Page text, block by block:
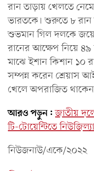
রান তাড়ায় খেলতে
ভারতকে। শুরুতে ৮ রান
শুভমান গিল দলকে
রানের আক্ষেপ নিয়ে ৪৯
মাঝে ইশান কিশান ১০
সম্পন্ন করেন শ্রেয়াস
খেলে অপরাজিত থাকেন
আরও পড়ুন: জাতীয়
টি-টোয়েন্টিতে
নিউজনাউ/একে/২০২২